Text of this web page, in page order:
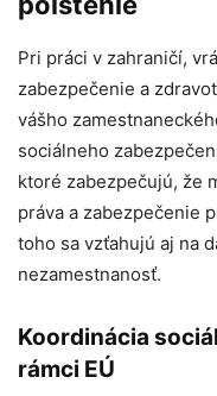
Pri práci v zahraničí,
zabezpečenie a
vášho
sociálneho
ktoré zabezpečujú, že
práva a zabezpečenie
toho sa vzťahujú aj na
nezamestnanosť.
Koordinácia
rámci EÚ